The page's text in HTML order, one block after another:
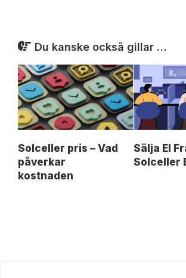
Du kanske också gillar …
Solceller pris – Vad
påverkar
kostnaden
Sälja El
Solceller